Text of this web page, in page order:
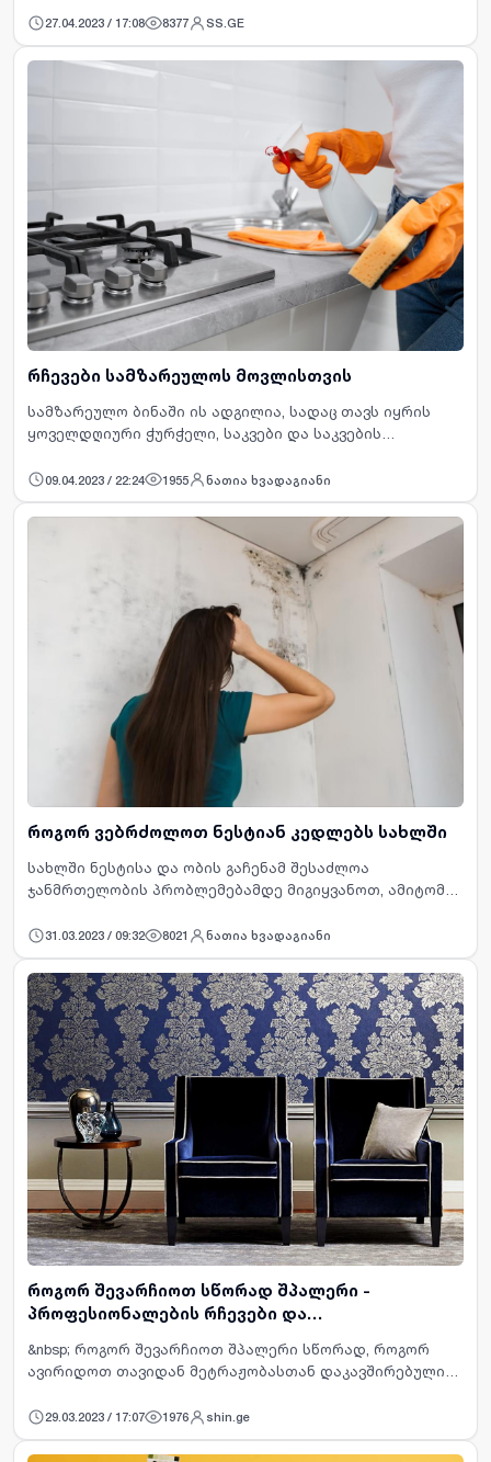
გადაწყვეტილების მიღებაში. &nbsp; …
27.04.2023 / 17:08 8377 SS.GE
რჩევები სამზარეულოს მოვლისთვის
სამზარეულო ბინაში ის ადგილია, სადაც თავს იყრის
ყოველდღიური ჭურჭელი, საკვები და საკვების
საჭირო ტექნიკა. ამიტომ, ეს ის წერტილია, რომელსა…
09.04.2023 / 22:24 1955 ნათია ხვადაგიანი
როგორ ვებრძოლოთ ნესტიან კედლებს სახლში
სახლში ნესტისა და ობის გაჩენამ შესაძლოა
ჯანმრთელობის პრობლემებამდე მიგიყვანოთ, ამიტომ
უნდა ეცადოთ, რომ ნესტის გაჩენა მაქსიმალურად
აირიდოთ…
31.03.2023 / 09:32 8021 ნათია ხვადაგიანი
როგორ შევარჩიოთ სწორად შპალერი -
პროფესიონალების რჩევები და
&nbsp; როგორ შევარჩიოთ შპალერი სწორად, როგორ
ავირიდოთ თავიდან მეტრაჟობასთან დაკავშირებული
სუფთა? ერთი სიტყვით, რა უნდა ვიცოდეთ შპალერი
შესახებ, რომ გაუთვა…
29.03.2023 / 17:07 1976 shin.ge